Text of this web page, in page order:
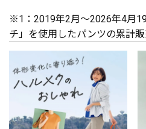
※1：2019年2月～2026年4月
チ」を使用したパンツの累計販